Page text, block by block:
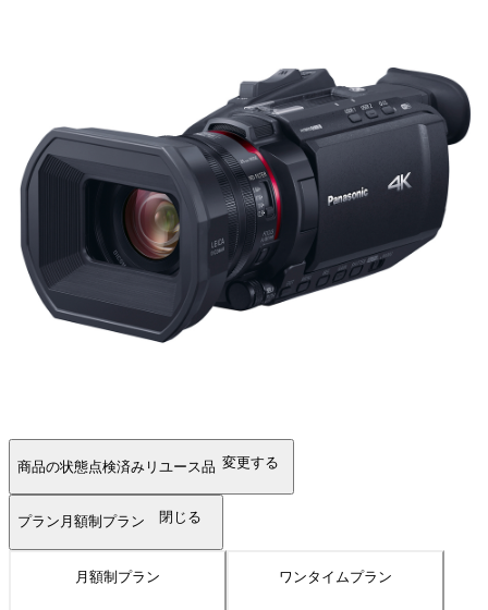
商品の状態点検済みリユース品 変更する
プラン 月額制プラン 閉じる
月額制プラン ワンタイムプラン